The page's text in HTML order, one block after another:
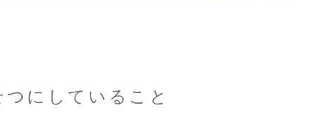
にしていること